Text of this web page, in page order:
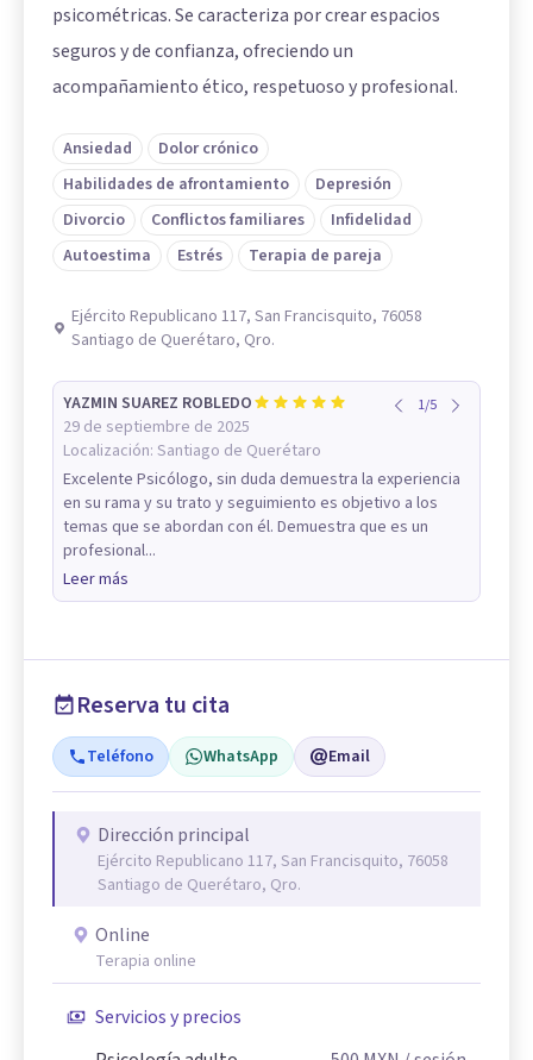
psicométricas. Se caracteriza por crear espacios
seguros y de confianza, ofreciendo un
acompañamiento ético, respetuoso y profesional.
Ansiedad
Dolor crónico
Habilidades de afrontamiento
Depresión
Divorcio
Conflictos familiares
Infidelidad
Autoestima
Estrés Terapia de pareja
Ejército Republicano 117, San Francisquito, 76058
Santiago de Querétaro, Qro.
YAZMIN SUAREZ ROBLEDO
29 de septiembre de 2025
Localización: Santiago de Querétaro
1/5
Excelente Psicólogo, sin duda demuestra la experiencia
en su rama y su trato y seguimiento es objetivo a los
temas que se abordan con él. Demuestra que es un
profesional...
Leer más
Reserva tu cita
Teléfono WhatsApp Email
Dirección principal
Ejército Republicano 117, San Francisquito, 76058
Santiago de Querétaro, Qro.
Online
Terapia online
Servicios y precios